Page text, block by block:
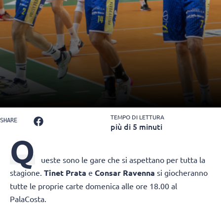
SHARE TEMPO DI LETTURA
più di 5 minuti
Q
ueste sono le gare che si aspettano per tutta la
stagione. Tinet Prata e Consar Ravenna si giocheranno
tutte le proprie carte domenica alle ore 18.00 al
PalaCosta.